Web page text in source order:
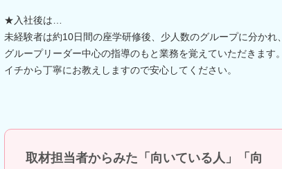
★入社後は…
未経験者は約10日間の座学研修後、少人数のグループに分かれ、
グループリーダー中心の指導のもと業務を覚えていただきます。
イチから丁寧にお教えしますので安心してください。
取材担当者からみた「向いている人」「向